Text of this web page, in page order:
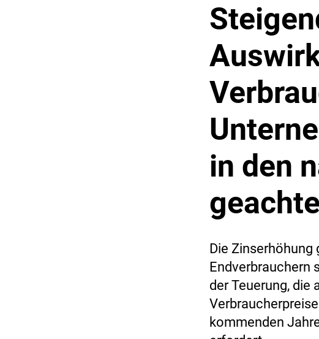
in den
Die Zinserhöhung
Endverbrauchern
der Teuerung, die
kommenden